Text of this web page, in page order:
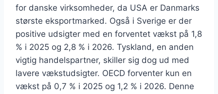
for danske virksomheder, da USA er Danmarks
største eksportmarked. Også i Sverige er der
positive udsigter med en forventet vækst på 1,8
% i 2025 og 2,8 % i 2026. Tyskland, en anden
vigtig handelspartner, skiller sig dog ud med
lavere vækstudsigter. OECD forventer kun en
vækst på 0,7 % i 2025 og 1,2 % i 2026. Denne